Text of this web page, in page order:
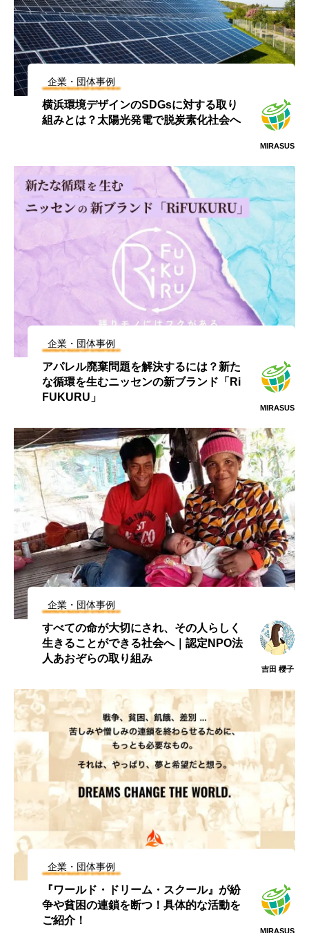
企業・団体事例
横浜環境デザインのSDGsに対する取り
組みとは？太陽光発電で脱炭素化社会へ
MIRASUS
企業・団体事例
アパレル廃棄問題を解決するには？新た
な循環を生むニッセンの新ブランド「Ri
FUKURU」
MIRASUS
企業・団体事例
すべての命が大切にされ、その人らしく
生きることができる社会へ｜認定NPO法
人あおぞらの取り組み
吉田 櫻子
企業・団体事例
『ワールド・ドリーム・スクール』が紛
争や貧困の連鎖を断つ！具体的な活動を
ご紹介！
MIRASUS